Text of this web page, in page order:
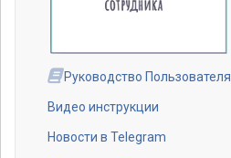
Руководство Пользователя
Видео инструкции
Новости в Telegram